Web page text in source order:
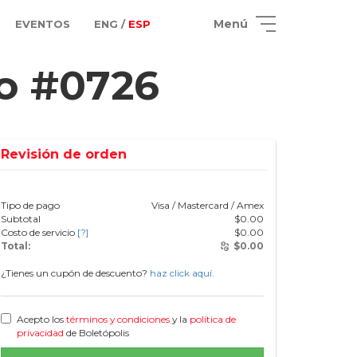
EVENTOS ENG / ESP Menú
#0726
Revisión de orden
Tipo de pago
Visa / Mastercard / Amex
Subtotal
$0.00
Costo de servicio [?] $0.00
Total:
$0.00
¿Tienes un cupón de descuento? haz click aquí.
Acepto los términos y condiciones y la política de
privacidad de Boletópolis